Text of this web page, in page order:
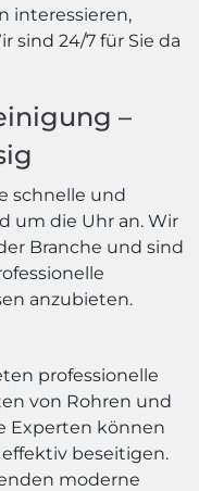
interessieren,
sind 24/7 für Sie da
–
schnelle und
um die Uhr an. Wir
Branche und sind
anzubieten.
professionelle
von Rohren und
Experten können
beseitigen.
moderne